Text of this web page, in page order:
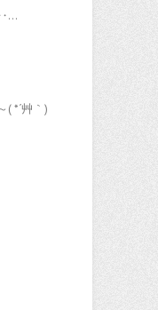
‥…
( *´艸｀)